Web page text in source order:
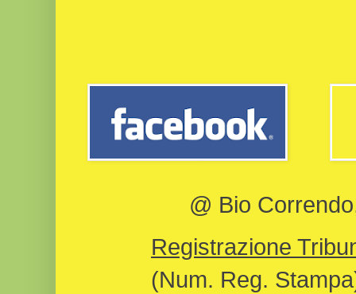
@ Bio
Registrazione
(Num. Reg.